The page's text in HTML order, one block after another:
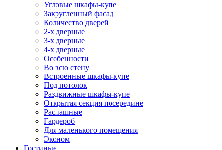
Угловые шкафы-купе
Закругленный фасад
Количество дверей
2-х дверные
3-х дверные
4-х дверные
Особенности
Во всю стену
Встроенные шкафы-купе
Под потолок
Раздвижные шкафы-купе
Открытая секция посередине
Распашные
Гардероб
Для маленького помещения
Эконом
Гостиные